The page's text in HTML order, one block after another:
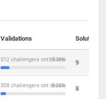
Validations Solutions
13.39%
512 challengers ont réussi 9
8.05%
308 challengers ont réussi 8